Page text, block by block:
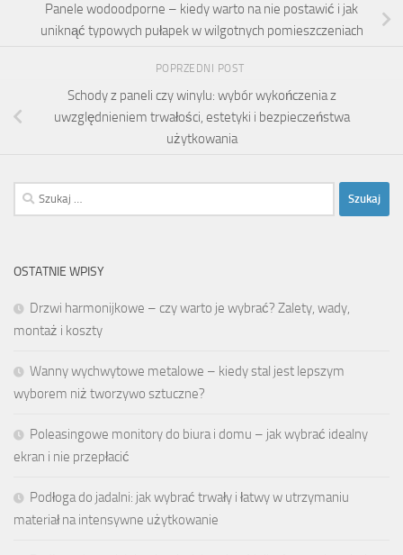
Panele wodoodporne – kiedy warto na nie postawić i jak
uniknąć typowych pułapek w wilgotnych pomieszczeniach
POPRZEDNI POST
Schody z paneli czy winylu: wybór wykończenia z
uwzględnieniem trwałości, estetyki i bezpieczeństwa
użytkowania
Szukaj:
OSTATNIE WPISY
Drzwi harmonijkowe – czy warto je wybrać? Zalety, wady,
montaż i koszty
Wanny wychwytowe metalowe – kiedy stal jest lepszym
wyborem niż tworzywo sztuczne?
Poleasingowe monitory do biura i domu – jak wybrać idealny
ekran i nie przepłacić
Podłoga do jadalni: jak wybrać trwały i łatwy w utrzymaniu
materiał na intensywne użytkowanie